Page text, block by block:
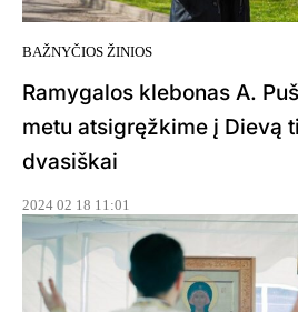
BAŽNYČIOS ŽINIOS
Ramygalos klebonas A.
metu atsigręžkime į Dievą
dvasiškai
2024 02 18 11:01